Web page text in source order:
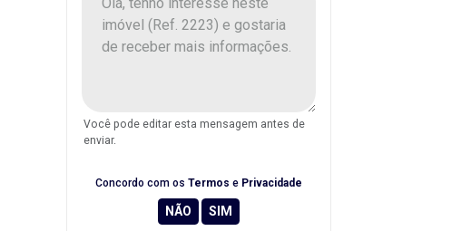
Você pode editar esta mensagem antes de
enviar.
Concordo com os Termos e Privacidade